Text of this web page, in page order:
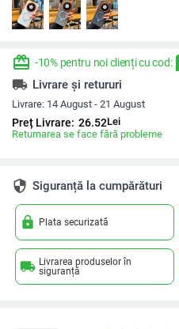
redeem -10% pentru noi clienți cu cod:
local_shipping Livrare și retururi
Livrare: 14 August - 21 August
Preț Livrare: 26.52Lei
Returnarea se face fără probleme
security Siguranță la cumpărături
lock Plata securizată
local_shipping Livrarea produselor în
siguranță